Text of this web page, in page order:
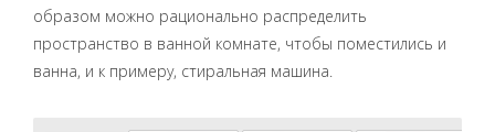
образом можно рационально распределить
пространство в ванной комнате, чтобы поместились и
ванна, и к примеру, стиральная машина.